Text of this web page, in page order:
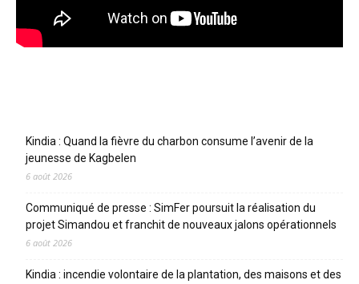
Kindia : Quand la fièvre du charbon consume l’avenir de la
jeunesse de Kagbelen
6 août 2026
Communiqué de presse : SimFer poursuit la réalisation du
projet Simandou et franchit de nouveaux jalons opérationnels
6 août 2026
Kindia : incendie volontaire de la plantation, des maisons et des